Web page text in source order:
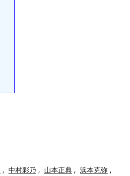
, 中村彩乃 , 山本正典 , 浜本克弥 ,